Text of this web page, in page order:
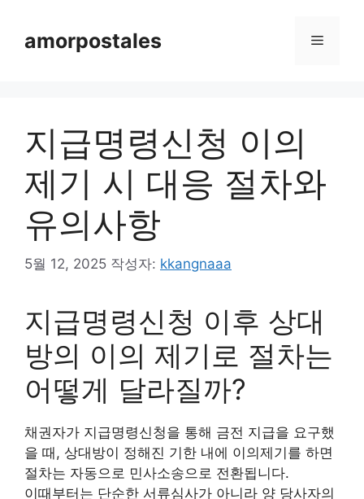
amorpostales 메
지급명령신청 이의
제기 시 대응 절차와
유의사항
5월 12, 2025 작성자: kkangnaaa
지급명령신청 이후 상대
방의 이의 제기로 절차는
어떻게 달라질까?
채권자가 지급명령신청을 통해 금전 지급을 요구했
을 때, 상대방이 정해진 기한 내에 이의제기를 하면
절차는 자동으로 민사소송으로 전환됩니다.
이때부터는 단순한 서류심사가 아니라 양 당사자의